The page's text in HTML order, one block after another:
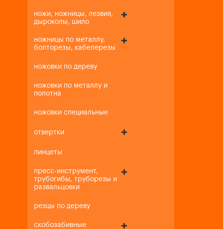
ножи, ножницы, лезвия,
дыроколы, шило
ножницы по металлу,
болторезы, кабелерезы
ножовки по дереву
ножовки по металлу и
полотна
ножовки специальные
отвертки
пинцеты
пресс-инструмент,
трубогибы, труборезы и
развальцовки
резцы по дереву
скобозабивные